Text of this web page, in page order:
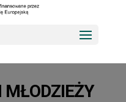
MŁODZIEŻY